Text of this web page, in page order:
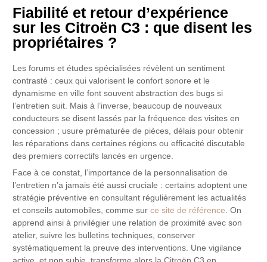
Fiabilité et retour d’expérience
sur les Citroën C3 : que disent les
propriétaires ?
Les forums et études spécialisées révèlent un sentiment
contrasté : ceux qui valorisent le confort sonore et le
dynamisme en ville font souvent abstraction des bugs si
l’entretien suit. Mais à l’inverse, beaucoup de nouveaux
conducteurs se disent lassés par la fréquence des visites en
concession ; usure prématurée de pièces, délais pour obtenir
les réparations dans certaines régions ou efficacité discutable
des premiers correctifs lancés en urgence.
Face à ce constat, l’importance de la personnalisation de
l’entretien n’a jamais été aussi cruciale : certains adoptent une
stratégie préventive en consultant régulièrement les actualités
et conseils automobiles, comme surce site de référence . On
apprend ainsi à privilégier une relation de proximité avec son
atelier, suivre les bulletins techniques, conserver
systématiquement la preuve des interventions. Une vigilance